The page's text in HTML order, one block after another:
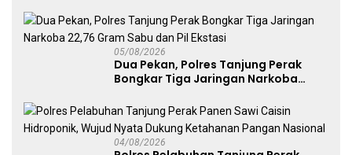
Sekolah Rakyat
05/08/2026
Dua Pekan, Polres Tanjung Perak
Bongkar Tiga Jaringan Narkoba
04/08/2026